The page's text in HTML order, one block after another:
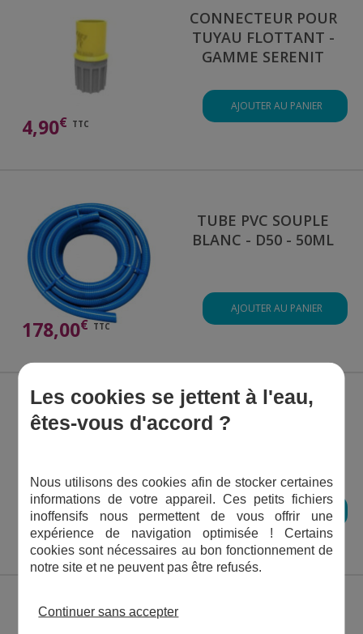
CONNECTEUR POUR
TUYAU FLOTTANT -
GAMME SERENIT
4,90€ TTC
AJOUTER AU PANIER
TUBE PVC SOUPLE
BLANC - D50 - 50ML
178,00€ TTC
AJOUTER AU PANIER
TUBE PVC SOUPLE
226,98€ TTC
AJOUTER AU PANIER
Les cookies se jettent à l'eau,
êtes-vous d'accord ?
Nous utilisons des cookies afin de stocker certaines
informations de votre appareil. Ces petits fichiers
inoffensifs nous permettent de vous offrir une
expérience de navigation optimisée ! Certains
cookies sont nécessaires au bon fonctionnement de
notre site et ne peuvent pas être refusés.
Continuer sans accepter